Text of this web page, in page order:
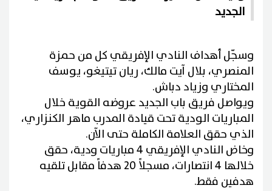
الجديد
وسجّل أهداف النادي الإفريقي كل من حمزة
المنصري، بلال آيت مالك، ريان تيتيغو، يوسف
المختاري وزياد دباش.
ويواصل فريق باب الجديد عروضه القوية خلال
المباريات الودية تحت قيادة المدرب ماهر الكنزاري،
الذي حقق العلامة الكاملة حتى الآن.
وخاض النادي الإفريقي 4 مباريات ودية، حقق
خلالها 4 انتصارات، مسجلاً 20 هدفاً مقابل تلقيه
هدفين فقط.